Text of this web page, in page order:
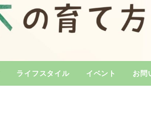
ライフスタイル イベント お問